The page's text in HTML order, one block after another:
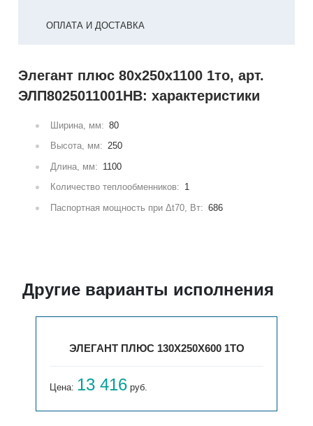
ОПЛАТА И ДОСТАВКА
Элегант плюс 80x250x1100 1то, арт.
ЭЛП8025011001НВ: характеристики
Ширина, мм: 80
Высота, мм: 250
Длина, мм: 1100
Количество теплообменников: 1
Паспортная мощность при Δt70, Вт: 686
Другие варианты исполнения
ЭЛЕГАНТ ПЛЮС 130X250X600 1ТО
Цена: 13 416 руб.